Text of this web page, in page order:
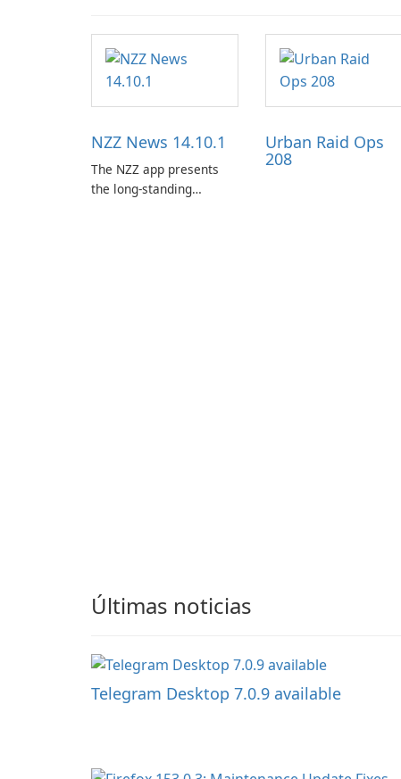
NZZ News 14.10.1
The NZZ app presents
the long-standing
Urban Raid Ops
208
Últimas noticias
Telegram Desktop 7.0.9 available